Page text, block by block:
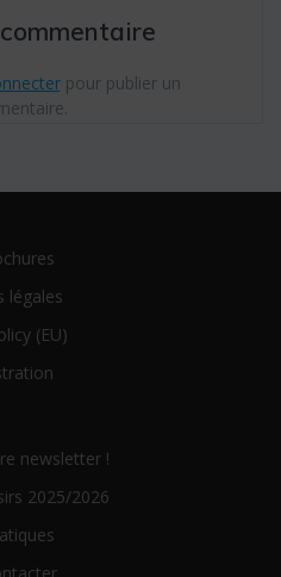
pour publier un
légales
(EU)
newsletter !
2025/2026